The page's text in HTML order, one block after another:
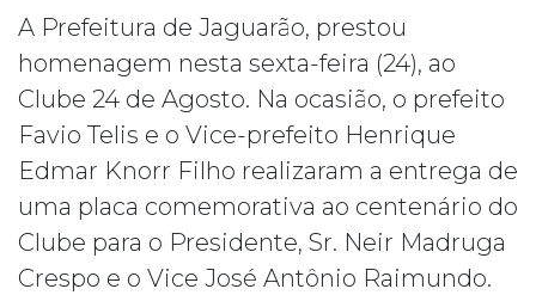
A Prefeitura de Jaguarão, prestou
homenagem nesta sexta-feira (24), ao
Clube 24 de Agosto. Na ocasião, o prefeito
Favio Telis e o Vice-prefeito Henrique
Edmar Knorr Filho realizaram a entrega de
uma placa comemorativa ao centenário do
Clube para o Presidente, Sr. Neir Madruga
Crespo e o Vice José Antônio Raimundo.